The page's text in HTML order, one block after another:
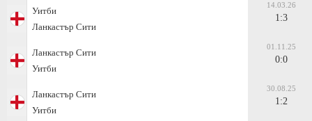
Уитби
Ланкастър Сити
14.03.26
1:3
Ланкастър Сити
Уитби
01.11.25
0:0
Ланкастър Сити
Уитби
30.08.25
1:2